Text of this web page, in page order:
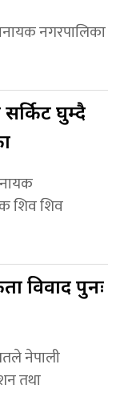
नगरपालिका
घुम्दै
शिव शिव
विवाद पुनः
नेपाली
तथा